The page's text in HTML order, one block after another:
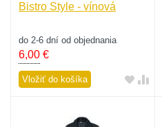
Bistro Style - vínová
do 2-6 dní od objednania
6,00 €
Vložiť do košíka